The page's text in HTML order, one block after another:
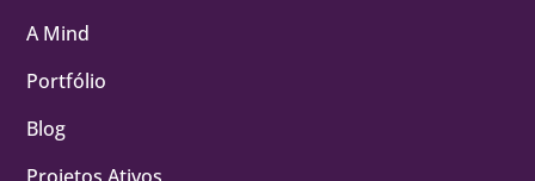
A Mind
Portfólio
Blog
Projetos Ativos